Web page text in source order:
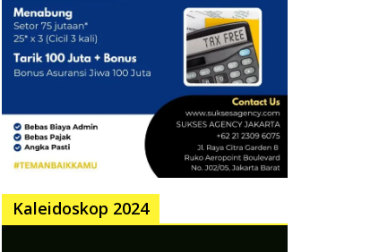
Kaleidoskop 2024